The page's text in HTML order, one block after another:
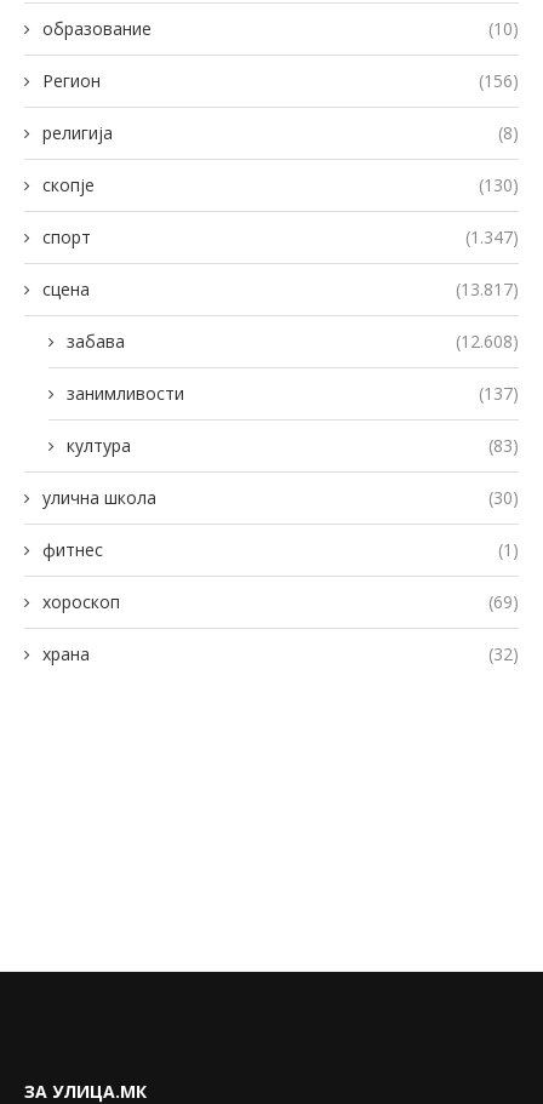
образование (10)
Регион (156)
религија (8)
скопје (130)
спорт (1.347)
сцена (13.817)
забава (12.608)
занимливости (137)
култура (83)
улична школа (30)
фитнес (1)
хороскоп (69)
храна (32)
ЗА УЛИЦА.МК